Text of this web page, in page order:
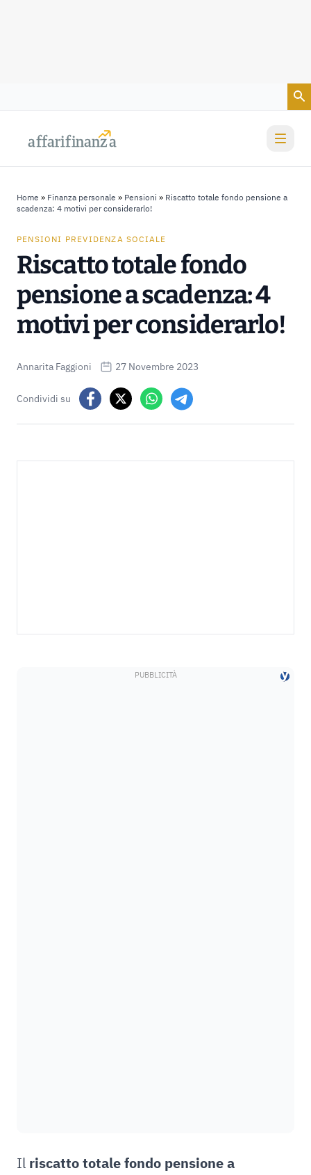
affarifinanza
affarifinanza
Home » Finanza personale » Pensioni » Riscatto totale fondo pensione a
scadenza: 4 motivi per considerarlo!
PENSIONI PREVIDENZA SOCIALE
Riscatto totale fondo
pensione a scadenza: 4
motivi per considerarlo!
Annarita Faggioni 27 Novembre 2023
Condividi su
Il riscatto totale fondo pensione a